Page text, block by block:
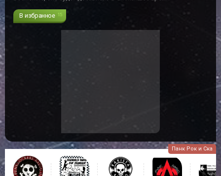
В избранное 15
Панк Рок и Ска